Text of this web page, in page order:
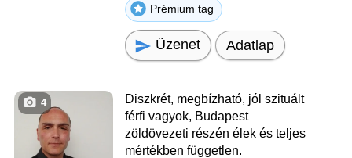
Prémium tag
Üzenet Adatlap
4
Diszkrét, megbízható, jól szituált
férfi vagyok, Budapest
zöldövezeti részén élek és teljes
mértékben független.